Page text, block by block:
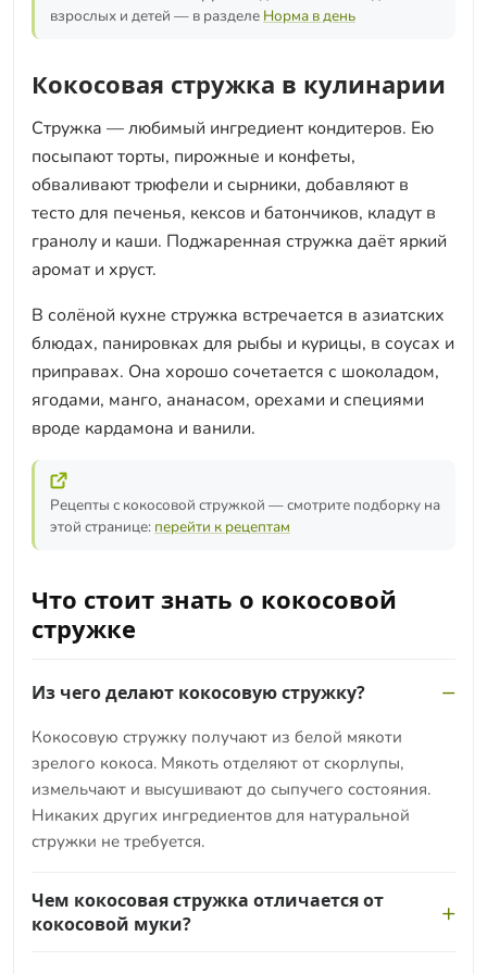
взрослых и детей — в разделе Норма в день
Кокосовая стружка в кулинарии
Стружка — любимый ингредиент кондитеров. Ею
посыпают торты, пирожные и конфеты,
обваливают трюфели и сырники, добавляют в
тесто для печенья, кексов и батончиков, кладут в
гранолу и каши. Поджаренная стружка даёт яркий
аромат и хруст.
В солёной кухне стружка встречается в азиатских
блюдах, панировках для рыбы и курицы, в соусах и
приправах. Она хорошо сочетается с шоколадом,
ягодами, манго, ананасом, орехами и специями
вроде кардамона и ванили.
Рецепты с кокосовой стружкой — смотрите подборку на
этой странице: перейти к рецептам
Что стоит знать о кокосовой
стружке
Из чего делают кокосовую стружку?
Кокосовую стружку получают из белой мякоти
зрелого кокоса. Мякоть отделяют от скорлупы,
измельчают и высушивают до сыпучего состояния.
Никаких других ингредиентов для натуральной
стружки не требуется.
Чем кокосовая стружка отличается от
кокосовой муки?